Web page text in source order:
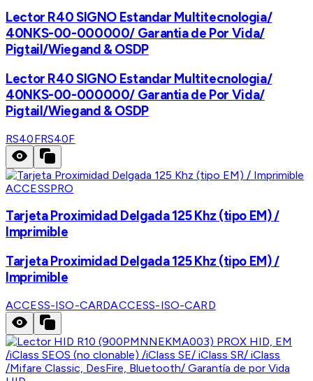
Lector R40 SIGNO Estandar Multitecnologia/
40NKS-00-000000/ Garantia de Por Vida/
Pigtail/Wiegand & OSDP
Lector R40 SIGNO Estandar Multitecnologia/
40NKS-00-000000/ Garantia de Por Vida/
Pigtail/Wiegand & OSDP
RS40FRS40F
ACCESSPRO
Tarjeta Proximidad Delgada 125 Khz (tipo EM) /
Imprimible
Tarjeta Proximidad Delgada 125 Khz (tipo EM) /
Imprimible
ACCESS-ISO-CARDACCESS-ISO-CARD